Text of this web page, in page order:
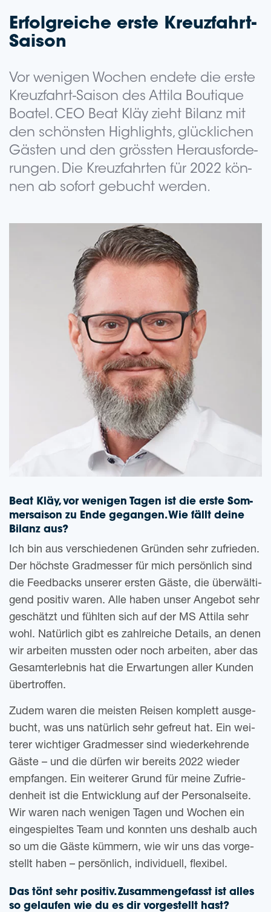
Erfolg­rei­che erste Kreuzfahrt-
Saison
Vor weni­gen Wochen ende­te die erste
Kreuz­fahrt-Sai­son des Attila Boutique
Boatel. CEO Beat Kläy zieht Bilanz mit
den schöns­ten High­lights, glück­li­chen
Gäs­ten und den gröss­ten Her­aus­for­de­
run­gen. Die Kreuz­fahr­ten für 2022 kön­
nen ab sofort gebucht werden.
Beat Kläy, vor weni­gen Tagen ist die erste Som­
mer­sai­son zu Ende gegan­gen. Wie fällt deine
Bilanz aus?
Ich bin aus ver­schie­de­nen Grün­den sehr zufrie­den.
Der höchs­te Grad­mes­ser für mich per­sön­lich sind
die Feed­backs unse­rer ers­ten Gäste, die über­wäl­ti­
gend posi­tiv waren. Alle haben unser Ange­bot sehr
geschätzt und fühl­ten sich auf der MS Attila sehr
wohl. Natür­lich gibt es zahl­rei­che Details, an denen
wir arbei­ten muss­ten oder noch arbei­ten, aber das
Gesamt­erleb­nis hat die Erwar­tun­gen aller Kun­den
übertroffen.
Zudem waren die meis­ten Rei­sen kom­plett aus­ge­
bucht, was uns natür­lich sehr gefreut hat. Ein wei­
te­rer wich­ti­ger Grad­mes­ser sind wie­der­keh­ren­de
Gäste – und die dür­fen wir bereits 2022 wie­der
emp­fan­gen. Ein wei­te­rer Grund für meine Zufrie­
den­heit ist die Ent­wick­lung auf der Per­so­nal­sei­te.
Wir waren nach weni­gen Tagen und Wochen ein
ein­ge­spiel­tes Team und konn­ten uns des­halb auch
so um die Gäste küm­mern, wie wir uns das vor­ge­
stellt haben – per­sön­lich, indi­vi­du­ell, flexibel.
Das tönt sehr posi­tiv. Zusam­men­ge­fasst ist alles
so gelau­fen wie du es dir vor­ge­stellt hast?